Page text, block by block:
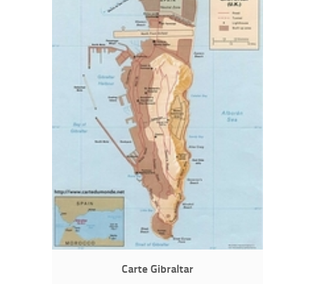
Carte Gibraltar